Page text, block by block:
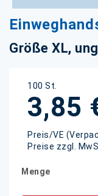
Größe XL,
100 St.
3,85
Preis/VE
Preise zzgl.
Menge
Zum
Anfang
der
Bildgalerie